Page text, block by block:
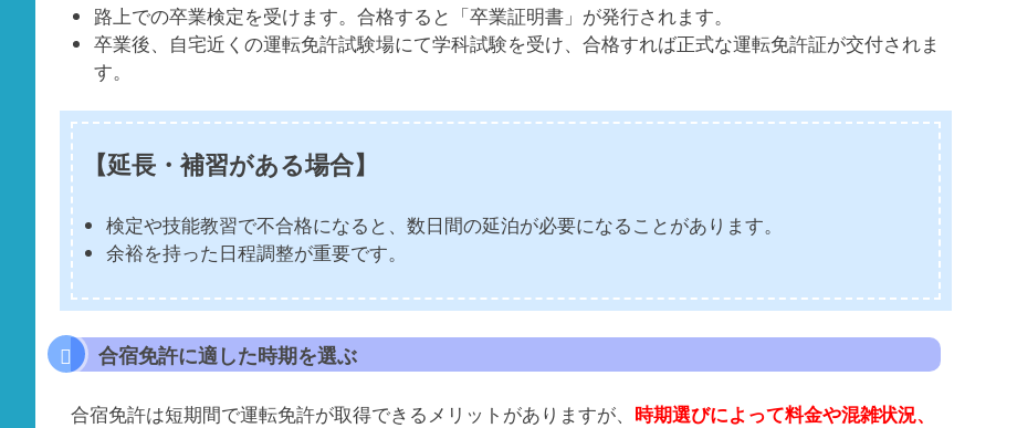
路上での卒業検定を受けます。合格すると「卒業証明書」が発行されます。
卒業後、自宅近くの運転免許試験場にて学科試験を受け、合格すれば正式な運転免許証が交付されま
す。
【延長・補習がある場合】
検定や技能教習で不合格になると、数日間の延泊が必要になることがあります。
余裕を持った日程調整が重要です。
合宿免許に適した時期を選ぶ
合宿免許は短期間で運転免許が取得できるメリットがありますが、 時期選びによって料金や混雑状況、